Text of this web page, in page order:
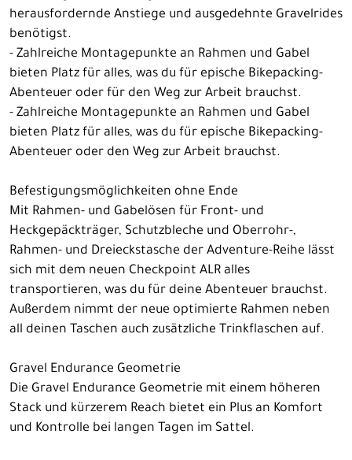
herausfordernde Anstiege und ausgedehnte Gravelrides
benötigst.
- Zahlreiche Montagepunkte an Rahmen und Gabel
bieten Platz für alles, was du für epische Bikepacking-
Abenteuer oder für den Weg zur Arbeit brauchst.
- Zahlreiche Montagepunkte an Rahmen und Gabel
bieten Platz für alles, was du für epische Bikepacking-
Abenteuer oder den Weg zur Arbeit brauchst.
Befestigungsmöglichkeiten ohne Ende
Mit Rahmen- und Gabelösen für Front- und
Heckgepäckträger, Schutzbleche und Oberrohr-,
Rahmen- und Dreieckstasche der Adventure-Reihe lässt
sich mit dem neuen Checkpoint ALR alles
transportieren, was du für deine Abenteuer brauchst.
Außerdem nimmt der neue optimierte Rahmen neben
all deinen Taschen auch zusätzliche Trinkflaschen auf.
Gravel Endurance Geometrie
Die Gravel Endurance Geometrie mit einem höheren
Stack und kürzerem Reach bietet ein Plus an Komfort
und Kontrolle bei langen Tagen im Sattel.